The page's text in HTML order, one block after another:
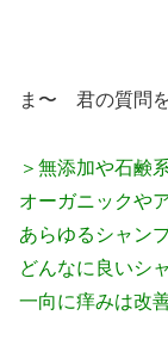
ま〜 君の質問
＞無添加や石鹸
オーガニックや
あらゆるシャン
どんなに良いシ
一向に痒みは改